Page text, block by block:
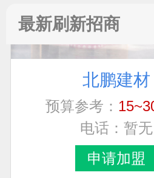
最新刷新招商
北鹏建材
电话：暂无
申请加盟